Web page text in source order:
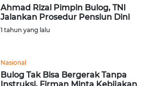
Ahmad Rizal Pimpin Bulog, TNI
Jalankan Prosedur Pensiun Dini
1 tahun yang lalu
Nasional
Bulog Tak Bisa Bergerak Tanpa